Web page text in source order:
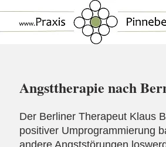
Angsttherapie nach
Der Berliner Therapeut Klaus
positiver Umprogrammierung
andere Angststörungen